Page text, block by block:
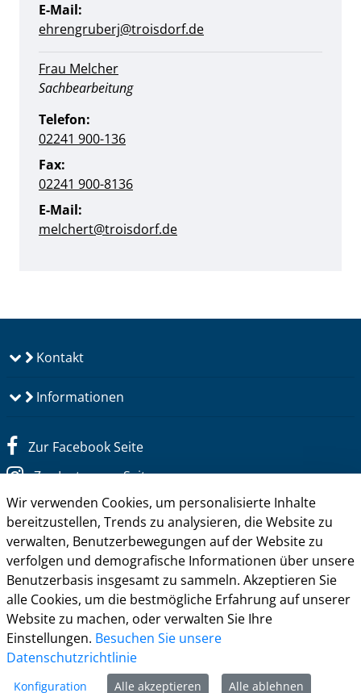
E-Mail:
ehrengruberj@troisdorf.de
Frau Melcher
Position:
Sachbearbeitung
Telefon:
02241 900-136
Fax:
02241 900-8136
E-Mail:
melchert@troisdorf.de
Kontakt
Informationen
Zur Facebook Seite
Zur Instagram Seite
Zum YouTube Kanal
Zum Twitter Kanal
Wir verwenden Cookies, um personalisierte Inhalte
bereitzustellen, Trends zu analysieren, die Website zu
verwalten, Benutzerbewegungen auf der Website zu
verfolgen und demografische Informationen über unsere
Benutzerbasis insgesamt zu sammeln. Akzeptieren Sie
alle Cookies, um die bestmögliche Erfahrung auf unserer
Website zu machen, oder verwalten Sie Ihre
Einstellungen. Besuchen Sie unsere
Datenschutzrichtlinie
Konfiguration Alle akzeptieren Alle ablehnen